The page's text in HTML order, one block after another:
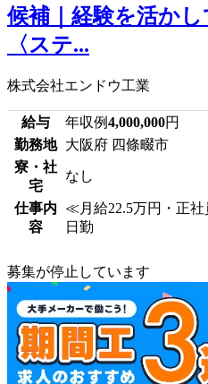
候補｜経験を活か
〈ステ...
株式会社エンドウ工業
給与 年収例4,000,000円
勤務地 大阪府 四條畷市
寮・社
宅
なし
仕事内
容
≪月給22.5万円・正
日勤
募集が停止しています